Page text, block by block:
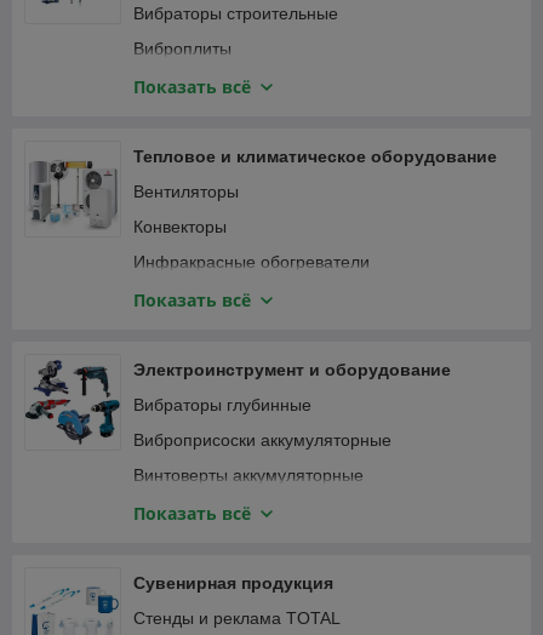
Наборы ручного инструмента
Паяльники, оловоотсосы
Пневматический инструмент
Столярно-слесарный инструмент
Вибраторы строительные
Виброплиты
Виброрейки
Генераторы и электростанции
Затирочные машины
Компрессоры
Мотобуры и мотодрели
Мотопомпы
Пылесосы строительные
Сварочные аппараты
Станки
Трубогибы, арматурогибы
Швонарезчики
Показать всё
Тепловое и климатическое оборудование
Вентиляторы
Конвекторы
Инфракрасные обогреватели
Кондиционеры
Тепловые пушки
Терморегуляторы (термостаты)
Масляные радиаторы
Показать всё
Электроинструмент и оборудование
Вибраторы глубинные
Виброприсоски аккумуляторные
Винтоверты аккумуляторные
Гаечные ключи и трещотки аккумуляторные
Гвоздезабивные пистолеты, степлеры
Дрели
Показать всё
Сувенирная продукция
Стенды и реклама TOTAL